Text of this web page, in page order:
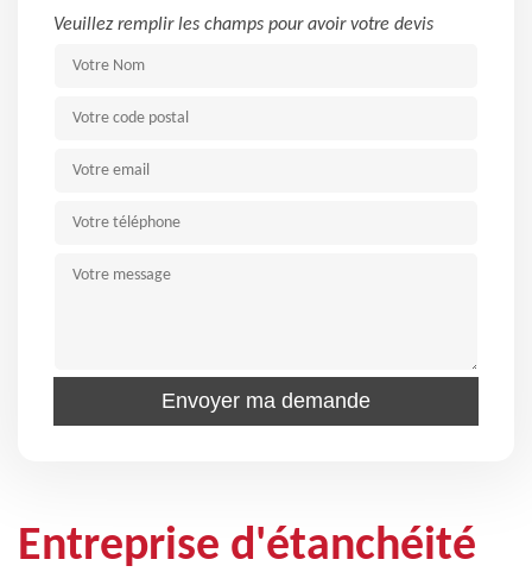
Veuillez remplir les champs pour avoir votre devis
Entreprise d'étanchéité